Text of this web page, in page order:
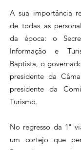
A sua importância
de todas as
da época: o
Informação e
Baptista, o
presidente da
presidente da
Turismo.
No regresso da 1ª
um cortejo que